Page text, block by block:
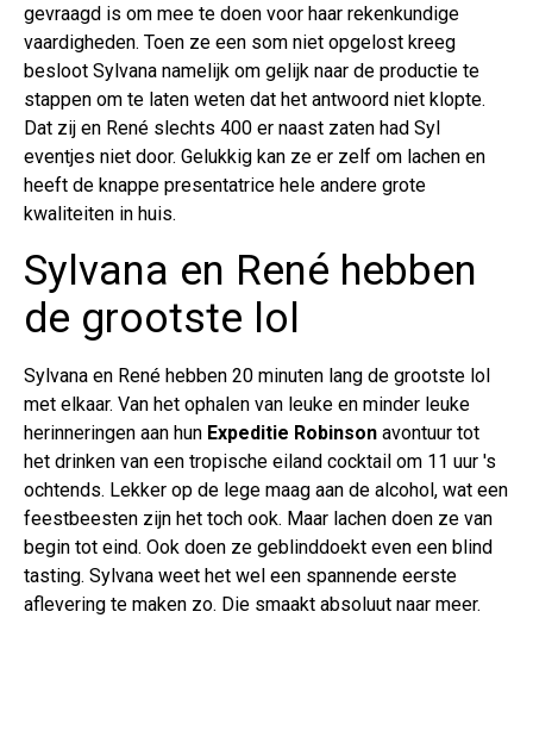
gevraagd is om mee te doen voor haar rekenkundige
vaardigheden. Toen ze een som niet opgelost kreeg
besloot Sylvana namelijk om gelijk naar de productie te
stappen om te laten weten dat het antwoord niet klopte.
Dat zij en René slechts 400 er naast zaten had Syl
eventjes niet door. Gelukkig kan ze er zelf om lachen en
heeft de knappe presentatrice hele andere grote
kwaliteiten in huis.
Sylvana en René hebben
de grootste lol
Sylvana en René hebben 20 minuten lang de grootste lol
met elkaar. Van het ophalen van leuke en minder leuke
herinneringen aan hun Expeditie Robinson avontuur tot
het drinken van een tropische eiland cocktail om 11 uur 's
ochtends. Lekker op de lege maag aan de alcohol, wat een
feestbeesten zijn het toch ook. Maar lachen doen ze van
begin tot eind. Ook doen ze geblinddoekt even een blind
tasting. Sylvana weet het wel een spannende eerste
aflevering te maken zo. Die smaakt absoluut naar meer.